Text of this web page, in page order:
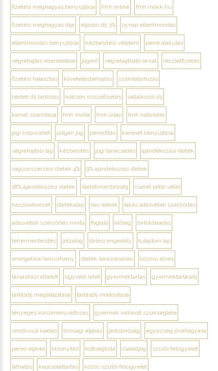
fizetési meghagyás benyújtása fmh online fmh.mokk.hu
fizetési meghagyás díja eljárási díj 3% 15 nap ellentmondás
ellentmondás benyújtása kézbesítési vélelem perré alakulás
végrehajtás elrendelése jogerő végrehajtható okirat részletfizetés
fizetési halasztás követelésbehajtás számlatartozás
bérleti díj tartozás kölcsön visszafizetés vállalkozói díj
kamat számítása fmh minta fmh űrlap fmh határidők
jogi képviselet polgári jog perindítás kereset benyújtása
végrehajtási lap kézbesítés jogi tanácsadás ajándékozási illeték
vagyonszerzési illeték 4% 9% ajándékozási illeték
18% ajándékozási illeték illetékmentesség cserét pótló vétel
haszonélvezet illetékalap nav illeték lakás adásvételi szerződés
adásvételi szerződés minta foglaló előleg birtokbaadás
tehermentesítés jelzálog törlési engedély tulajdoni lap
energetikai tanúsítvány illeték lakásvásárlás közmű átírás
társasházi albetét ügyvédi letét gyermektartás gyermektartásdíj
tartásdíj megállapítása tartásdíj módosítása
lényeges körülményváltozás gyermek indokolt szükséglete
rendkívüli kiadás bírósági eljárás járásbíróság egyezség jóváhagyása
peres eljárás bizonyítás költséglista családjog szülői felügyelet
láthatás kapcsolattartás közös szülői felügyelet